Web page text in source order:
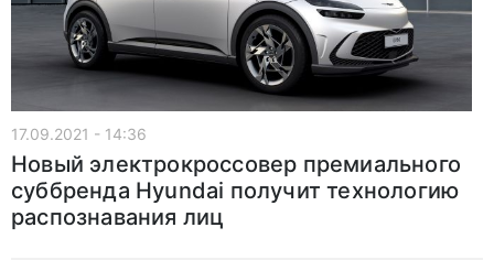
17.09.2021 - 14:36
Новый электрокроссовер премиального
суббренда Hyundai получит технологию
распознавания лиц